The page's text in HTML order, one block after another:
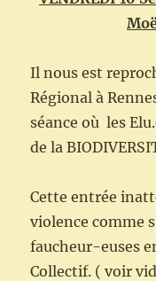
Il nous est
Régional à
séance où les
de la
Cette entrée
violence comme
faucheur-euses
Collectif. ( voir